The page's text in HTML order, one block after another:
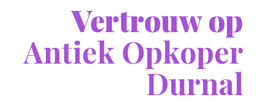
Vertrouw op
Antiek Opkoper
Durnal